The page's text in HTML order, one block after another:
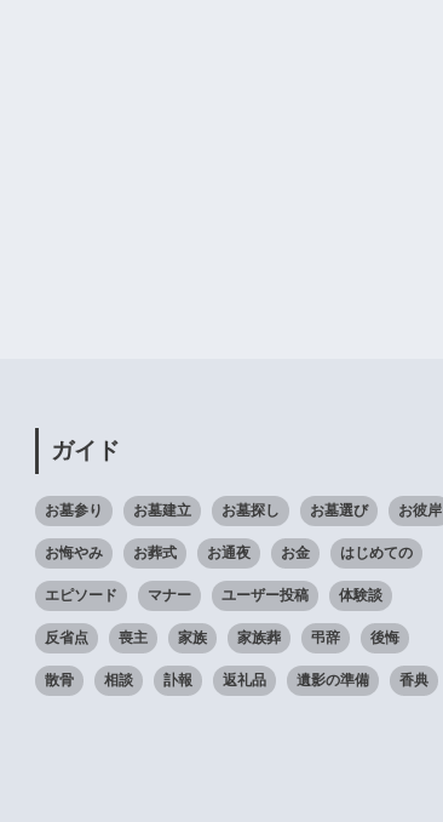
ガイド
お墓参り お墓建立 お墓探し お墓選び お彼岸
お悔やみ お葬式 お通夜 お金 はじめての
エピソード マナー ユーザー投稿 体験談
反省点 喪主 家族 家族葬 弔辞 後悔
散骨 相談 訃報 返礼品 遺影の準備 香典